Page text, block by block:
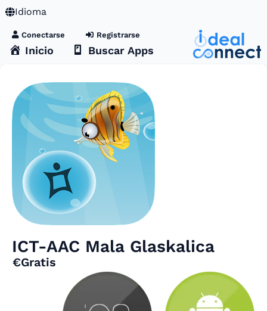
Idioma
Conectarse Registrarse
Inicio Buscar Apps
ICT-AAC Mala Glaskalica
€Gratis